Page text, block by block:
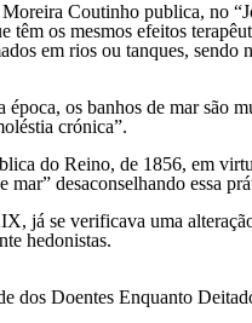
Coutinho publica, no
têm os mesmos efeitos
em rios ou tanques,
época, os banhos de mar são
crónica”.
do Reino, de 1856, em
mar” desaconselhando essa
já se verificava uma
hedonistas.
dos Doentes Enquanto